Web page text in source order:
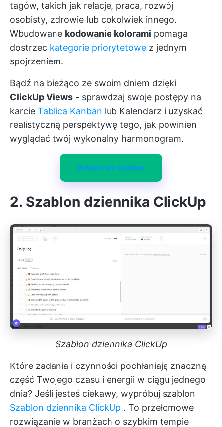
tagów, takich jak relacje, praca, rozwój
osobisty, zdrowie lub cokolwiek innego.
Wbudowane kodowanie kolorami pomaga
dostrzec kategorie priorytetowe z jednym
spojrzeniem.
Bądź na bieżąco ze swoim dniem dzięki
ClickUp Views - sprawdzaj swoje postępy na
karcie Tablica Kanban lub Kalendarz i uzyskać
realistyczną perspektywę tego, jak powinien
wyglądać twój wykonalny harmonogram.
Pobierz ten szablon
2. Szablon dziennika ClickUp
Szablon dziennika ClickUp
Które zadania i czynności pochłaniają znaczną
część Twojego czasu i energii w ciągu jednego
dnia? Jeśli jesteś ciekawy, wypróbuj szablon
Szablon dziennika ClickUp . To przełomowe
rozwiązanie w branżach o szybkim tempie